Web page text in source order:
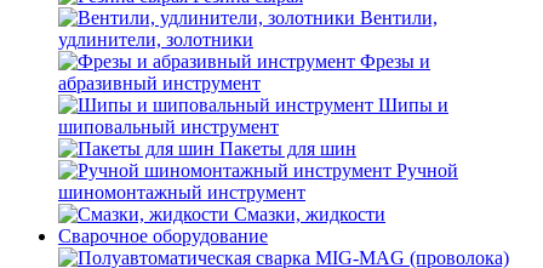
Вентили,
удлинители, золотники
Фрезы и
абразивный инструмент
Шипы и
шиповальный инструмент
Пакеты для шин
Ручной
шиномонтажный инструмент
Смазки, жидкости
Сварочное оборудование